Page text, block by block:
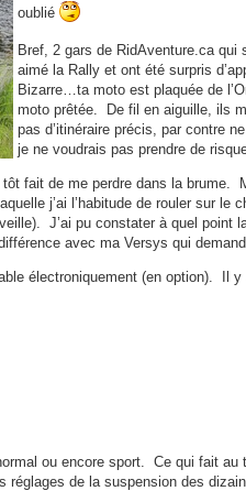
oublié
Bref, 2 gars de RidAventure.ca
aimé la Rally et ont été surpris
Bizarre…ta moto est plaquée de
moto prêtée. De fil en aiguille, ils
pas d’itinéraire précis, par contre
je ne voudrais pas prendre de
fait de me perdre dans la brume.
j’ai l’habitude de rouler sur le
J’ai pu constater à quel point
avec ma Versys qui
électroniquement (en option). Il y
ou encore sport. Ce qui fait au
de la suspension des